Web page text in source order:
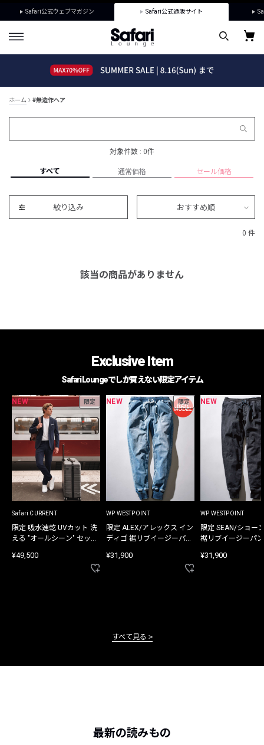
Safari公式ウェブマガジン Safari公式通販サイト
ホーム #無造作ヘア
対象件数 : 0件
すべて 通常価格 セール価格
絞り込み おすすめ順
0 件
該当の商品がありません
Exclusive Item
Safari Loungeでしか買えない限定アイテム
NEW 限定
Safari CURRENT
限定 吸水速乾 UVカット 洗
える "オールシーン" セット
¥49,500
NEW 限定
WP WESTPOINT
限定 ALEX/アレックス イン
ディゴ 裾リブイージーパン
¥31,900
NEW
WP WESTPOINT
限定 SEAN/ショー
裾リブイージーパ
¥31,900
すべて見る
最新の読みもの